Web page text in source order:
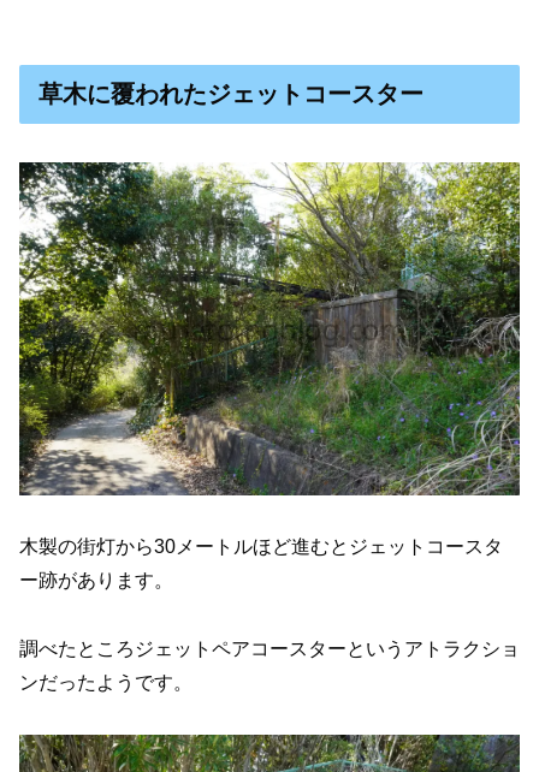
草木に覆われたジェットコースター
木製の街灯から30メートルほど進むとジェットコースタ
ー跡があります。
調べたところジェットペアコースターというアトラクショ
ンだったようです。